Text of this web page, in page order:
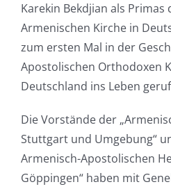
Karekin Bekdjian als Primas
Armenischen Kirche in
zum ersten Mal in der
Apostolischen Orthodoxen
Deutschland ins Leben
Die Vorstände der
Stuttgart und Umgebung“
Armenisch-Apostolischen
Göppingen“ haben mit